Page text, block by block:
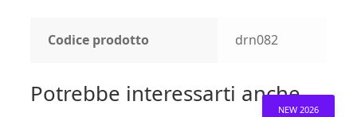
Codice prodotto drn082
Potrebbe interessarti anche...
NEW 2026